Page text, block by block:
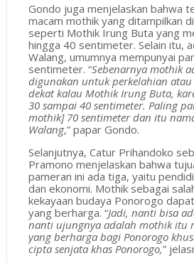
Gondo juga menjelaskan bahwa
macam mothik yang ditampilkan
seperti Mothik Irung Buta yang
hingga 40 sentimeter. Selain itu,
Walang, umumnya mempunyai
sentimeter. “Sebenarnya mothik
digunakan untuk perkelahian
dekat kalau Mothik Irung Buta,
30 sampai 40 sentimeter. Paling
mothik] 70 sentimeter dan itu
Walang,” papar Gondo.
Selanjutnya, Catur Prihandoko
Pramono menjelaskan bahwa
pameran ini ada tiga, yaitu
dan ekonomi. Mothik sebagai
kekayaan budaya Ponorogo
yang berharga. “Jadi, nanti bisa
nanti ujungnya adalah mothik itu
yang berharga bagi Ponorogo
cipta senjata khas Ponorogo,”